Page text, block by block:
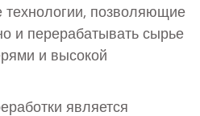
позволяющие
и перерабатывать сырье
и высокой
является